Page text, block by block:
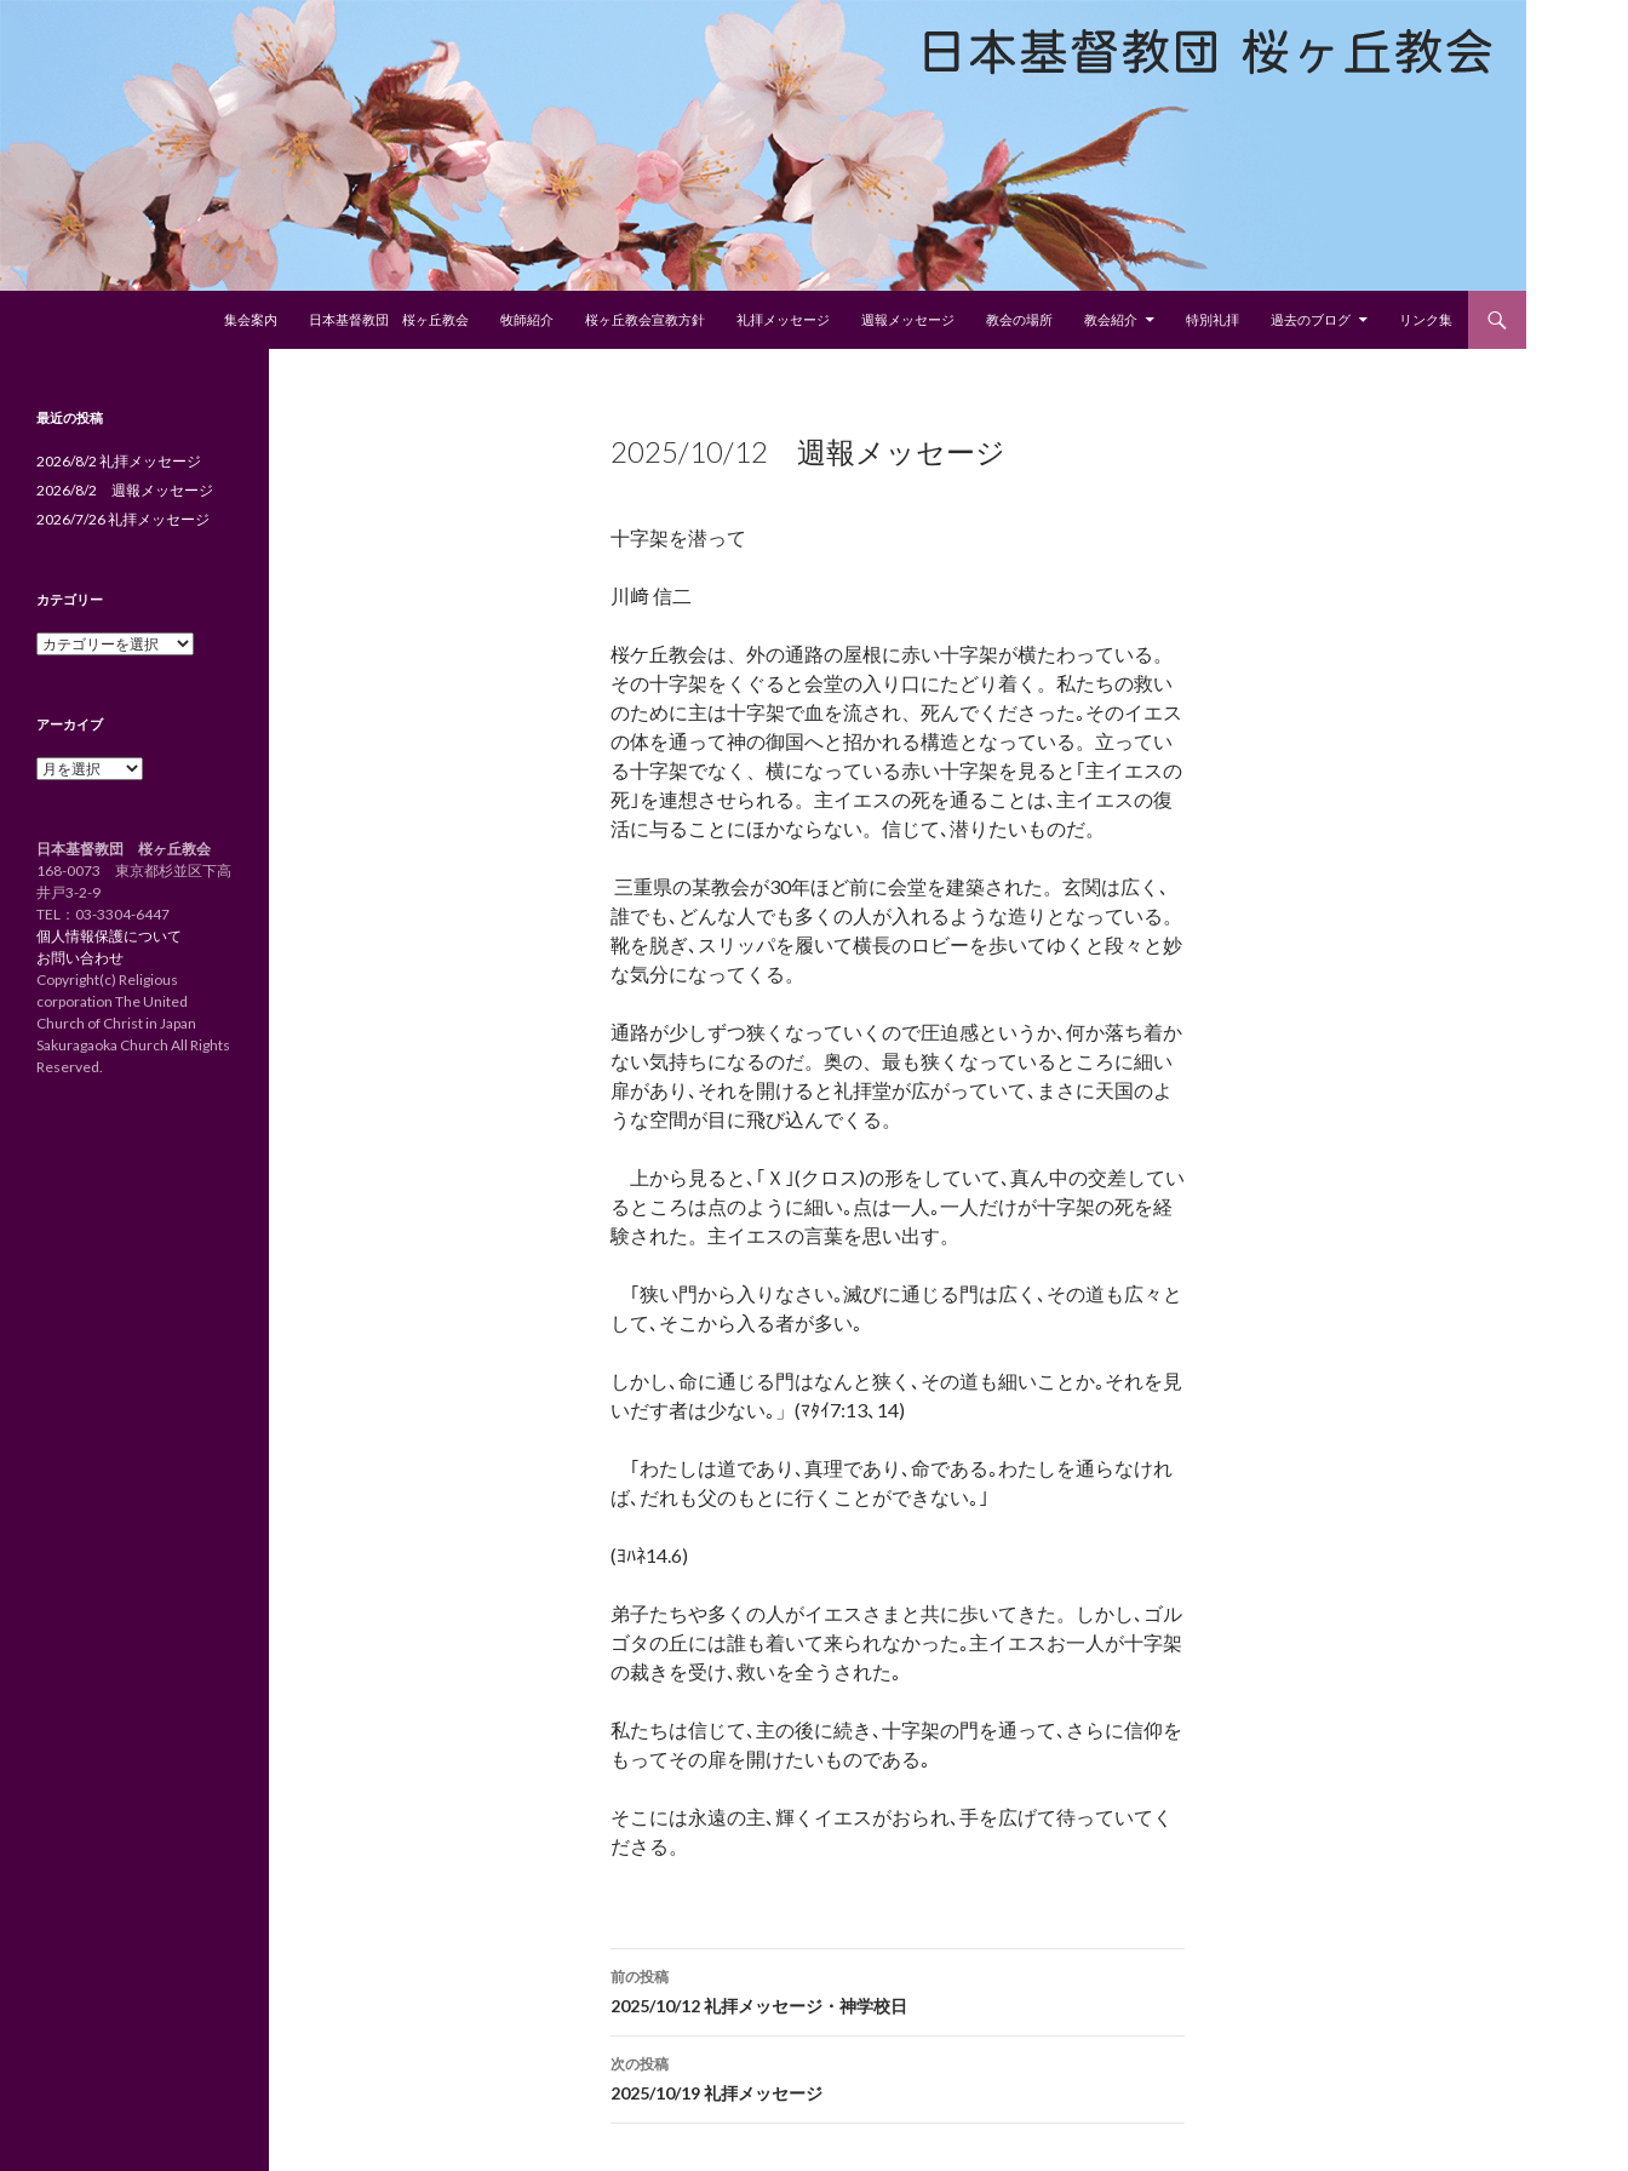
日本基督教団 桜ヶ丘教会
集会案内
日本基督教団 桜ヶ丘教会 牧師紹介 桜ヶ丘教会宣教方針 礼拝メッセージ 週報メッセージ 教会の場所 教会紹介 特別礼拝 過去のブログ リンク集
2025/10/12 週報メッセージ
十字架を潜って
川﨑 信二
桜ケ丘教会は、外の通路の屋根に赤い十字架が横たわっている。
その十字架をくぐると会堂の入り口にたどり着く。私たちの救い
のために主は十字架で血を流され、死んでくださった｡そのイエス
の体を通って神の御国へと招かれる構造となっている。立ってい
る十字架でなく、横になっている赤い十字架を見ると｢主イエスの
死｣を連想させられる。主イエスの死を通ることは､主イエスの復
活に与ることにほかならない。信じて､潜りたいものだ。
三重県の某教会が30年ほど前に会堂を建築された。玄関は広く､
誰でも､どんな人でも多くの人が入れるような造りとなっている。
靴を脱ぎ､スリッパを履いて横長のロビーを歩いてゆくと段々と妙
な気分になってくる。
通路が少しずつ狭くなっていくので圧迫感というか､何か落ち着か
ない気持ちになるのだ。奥の、最も狭くなっているところに細い
扉があり､それを開けると礼拝堂が広がっていて､まさに天国のよ
うな空間が目に飛び込んでくる。
上から見ると､｢Ｘ｣(クロス)の形をしていて､真ん中の交差してい
るところは点のように細い｡点は一人｡一人だけが十字架の死を経
験された。主イエスの言葉を思い出す。
｢狭い門から入りなさい｡滅びに通じる門は広く､その道も広々と
して､そこから入る者が多い｡
しかし､命に通じる門はなんと狭く､その道も細いことか｡それを見
いだす者は少ない｡」(ﾏﾀｲ7:13､14)
｢わたしは道であり､真理であり､命である｡わたしを通らなけれ
ば､だれも父のもとに行くことができない｡｣
(ﾖﾊﾈ14.6)
弟子たちや多くの人がイエスさまと共に歩いてきた。しかし､ゴル
ゴタの丘には誰も着いて来られなかった｡主イエスお一人が十字架
の裁きを受け､救いを全うされた｡
私たちは信じて､主の後に続き､十字架の門を通って､さらに信仰を
もってその扉を開けたいものである｡
そこには永遠の主､輝くイエスがおられ､手を広げて待っていてく
ださる。
投
稿
ナ
ビ
ゲ
前の投稿
2025/10/12 礼拝メッセージ・神学校日
次の投稿
2025/10/19 礼拝メッセージ
最近の投稿
2026/8/2 礼拝メッセージ
2026/8/2 週報メッセージ
2026/7/26 礼拝メッセージ
カテゴリー
カ
ー
アーカイブ
ア
ブ
日本基督教団 桜ヶ丘教会
168-0073 東京都杉並区下高
井戸3-2-9
TEL： 03-3304-6447
個人情報保護について
お問い合わせ
Copyright(c) Religious
corporation The United
Church of Christ in Japan
Sakuragaoka Church All Rights
Reserved.